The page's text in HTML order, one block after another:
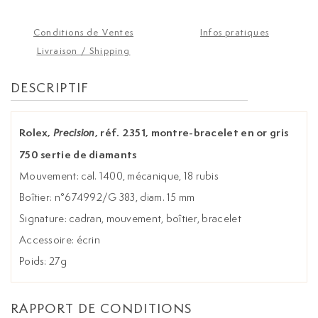
Conditions de Ventes
Infos pratiques
Livraison / Shipping
DESCRIPTIF
Rolex,Precision, réf. 2351, montre-bracelet en or gris
750 sertie de diamants
Mouvement: cal. 1400, mécanique, 18 rubis
Boîtier: n°674992/G 383, diam. 15 mm
Signature: cadran, mouvement, boîtier, bracelet
Accessoire: écrin
Poids: 27g
RAPPORT DE CONDITIONS